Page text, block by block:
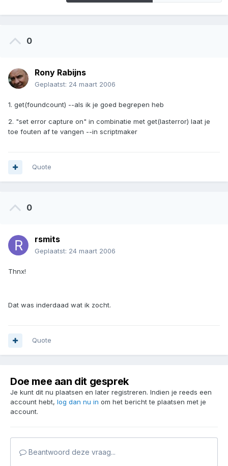
0
Rony Rabijns
Geplaatst: 24 maart 2006
1. get(foundcount) --als ik je goed begrepen heb
2. "set error capture on" in combinatie met get(lasterror) laat je
toe fouten af te vangen --in scriptmaker
Quote
0
rsmits
Geplaatst: 24 maart 2006
Thnx!
Dat was inderdaad wat ik zocht.
Quote
Doe mee aan dit gesprek
Je kunt dit nu plaatsen en later registreren. Indien je reeds een
account hebt, log dan nu in om het bericht te plaatsen met je
account.
Beantwoord deze vraag...